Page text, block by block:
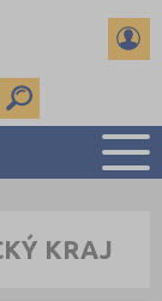
PŘIJÍMAČKY
KRAJ